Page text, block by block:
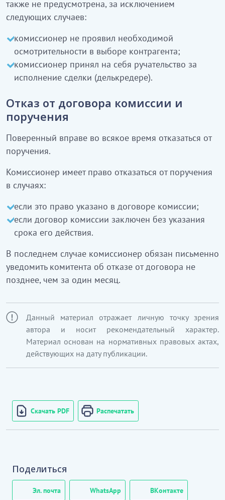
также не предусмотрена, за исключением
следующих случаев:
комиссионер не проявил необходимой
осмотрительности в выборе контрагента;
комиссионер принял на себя ручательство за
исполнение сделки (делькредере).
Отказ от договора комиссии и
поручения
Поверенный вправе во всякое время отказаться от
поручения.
Комиссионер имеет право отказаться от поручения
в случаях:
если это право указано в договоре комиссии;
если договор комиссии заключен без указания
срока его действия.
В последнем случае комиссионер обязан письменно
уведомить комитента об отказе от договора не
позднее, чем за один месяц.
Данный материал отражает личную точку зрения
автора и носит рекомендательный характер.
Материал основан на нормативных правовых актах,
действующих на дату публикации.
Скачать PDF Распечатать
Поделиться
Эл. почта WhatsApp ВКонтакте